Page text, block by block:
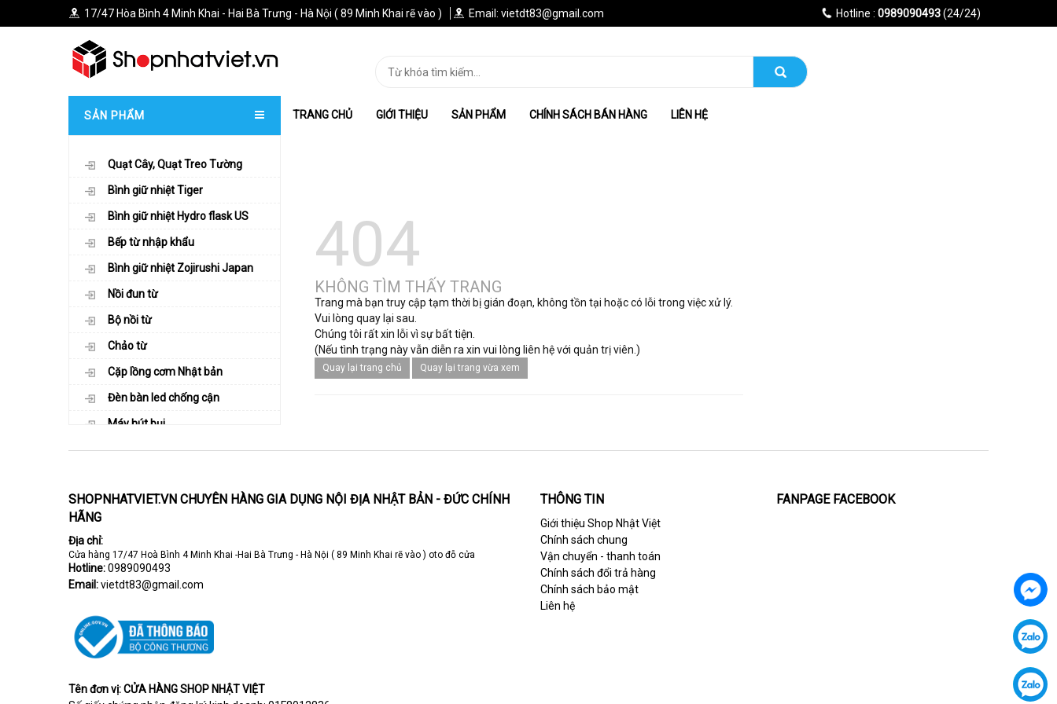
17/47 Hòa Bình 4 Minh Khai - Hai Bà Trưng - Hà Nội ( 89 Minh Khai rẽ vào ) Email: vietdt83@gmail.com Hotline : 0989090493(24/24)
SẢN PHẨM
Quạt Cây, Quạt Treo Tường
Bình giữ nhiệt Tiger
Bình giữ nhiệt Hydro flask US
Bếp từ nhập khẩu
Bình giữ nhiệt Zojirushi Japan
Nồi đun từ
Bộ nồi từ
Chảo từ
Cặp lồng cơm Nhật bản
Đèn bàn led chống cận
Máy hút bụi
Máy hút ẩm
Nồi cơm điện
Lò vi sóng
Ấm đun siêu tốc
TRANG CHỦ GIỚI THIỆU SẢN PHẨM CHÍNH SÁCH BÁN HÀNG LIÊN HỆ
404
KHÔNG TÌM THẤY TRANG
Trang mà bạn truy cập tạm thời bị gián đoạn, không tồn tại hoặc có lỗi trong việc xử lý.
Vui lòng quay lại sau.
Chúng tôi rất xin lỗi vì sự bất tiện.
(Nếu tình trạng này vẫn diễn ra xin vui lòng liên hệ với quản trị viên.)
Quay lại trang chủ Quay lại trang vừa xem
SHOPNHATVIET.VN CHUYÊN HÀNG GIA DỤNG NỘI ĐỊA NHẬT BẢN - ĐỨC CHÍNH
HÃNG
Địa chỉ:
Cửa hàng 17/47 Hoà Bình 4 Minh Khai -Hai Bà Trưng - Hà Nội ( 89 Minh Khai rẽ vào ) oto đỗ cửa
Hotline:0989090493
Email:vietdt83@gmail.com
Tên đơn vị: CỬA HÀNG SHOP NHẬT VIỆT
THÔNG TIN
Giới thiệu Shop Nhật Việt
Chính sách chung
Vận chuyển - thanh toán
Chính sách đổi trả hàng
Chính sách bảo mật
Liên hệ
FANPAGE FACEBOOK